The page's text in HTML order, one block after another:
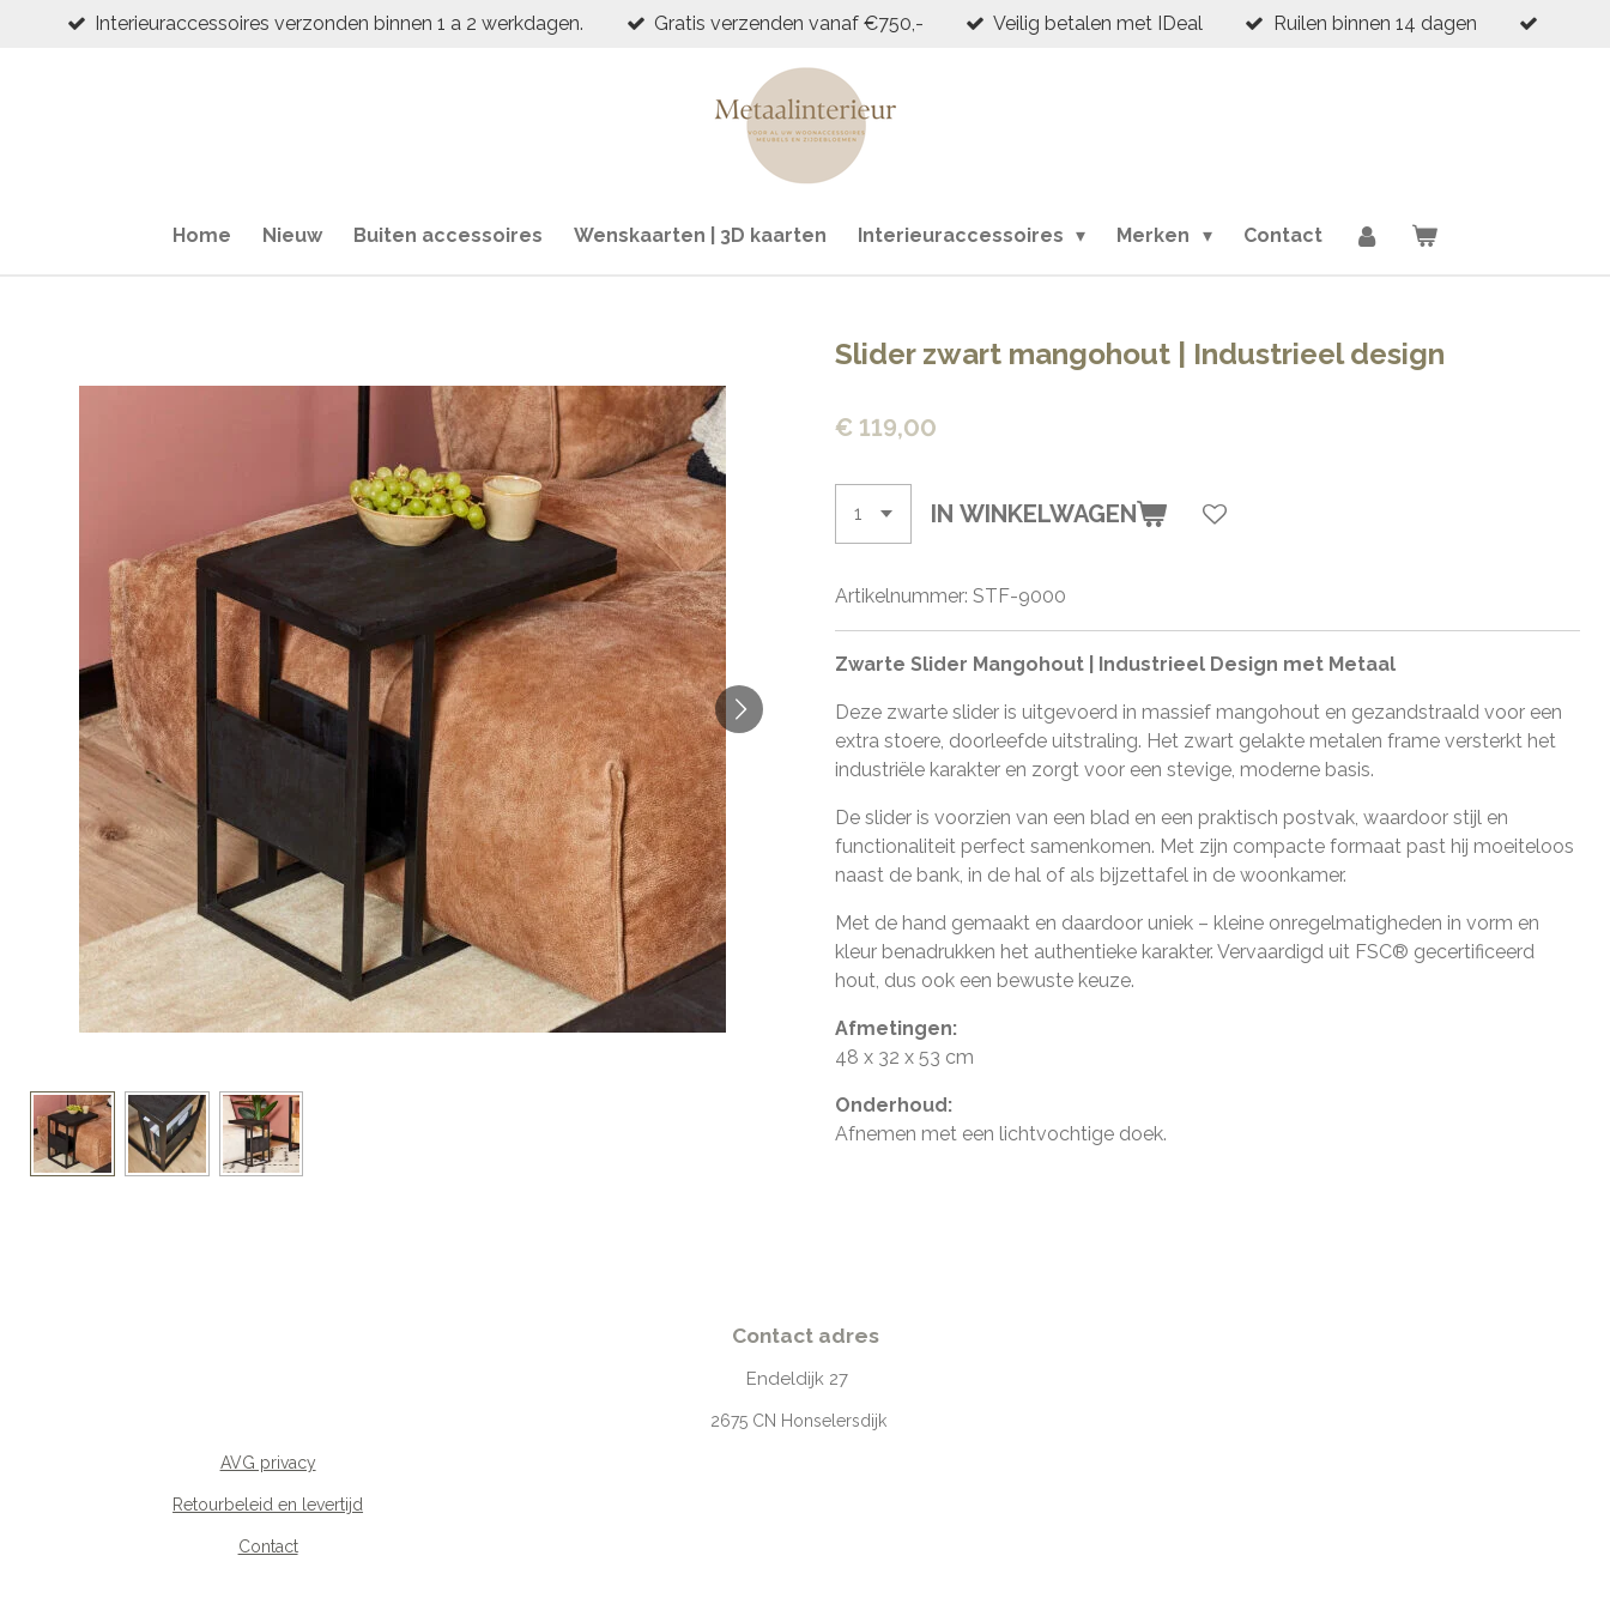
Interieuraccessoires verzonden binnen 1 a 2 werkdagen. Gratis verzenden vanaf €750,- Veilig betalen met IDeal Ruilen binnen 14 dagen
Home Nieuw Buiten accessoires Wenskaarten | 3D kaarten Interieuraccessoires Merken Contact
Slider zwart mangohout | Industrieel design
€ 119,00
IN WINKELWAGEN
Artikelnummer: STF-9000
Zwarte Slider Mangohout | Industrieel Design met Metaal
Deze zwarte slider is uitgevoerd in massief mangohout en gezandstraald voor een
extra stoere, doorleefde uitstraling. Het zwart gelakte metalen frame versterkt het
industriële karakter en zorgt voor een stevige, moderne basis.
De slider is voorzien van een blad en een praktisch postvak, waardoor stijl en
functionaliteit perfect samenkomen. Met zijn compacte formaat past hij moeiteloos
naast de bank, in de hal of als bijzettafel in de woonkamer.
Met de hand gemaakt en daardoor uniek – kleine onregelmatigheden in vorm en
kleur benadrukken het authentieke karakter. Vervaardigd uit FSC® gecertificeerd
hout, dus ook een bewuste keuze.
Afmetingen:
48 x 32 x 53 cm
Onderhoud:
Afnemen met een lichtvochtige doek.
Contact adres
Endeldijk 27
2675 CN Honselersdijk
AVG privacy
Retourbeleid en levertijd
Contact